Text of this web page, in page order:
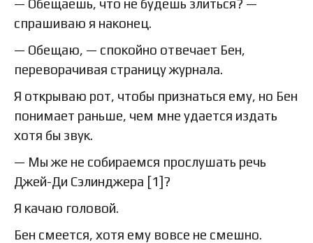
— Обещаешь, что не будешь злиться? —
спрашиваю я наконец.
— Обещаю, — спокойно отвечает Бен,
переворачивая страницу журнала.
Я открываю рот, чтобы признаться ему, но Бен
понимает раньше, чем мне удается издать
хотя бы звук.
— Мы же не собираемся прослушать речь
Джей-Ди Сэлинджера [1]?
Я качаю головой.
Бен смеется, хотя ему вовсе не смешно.